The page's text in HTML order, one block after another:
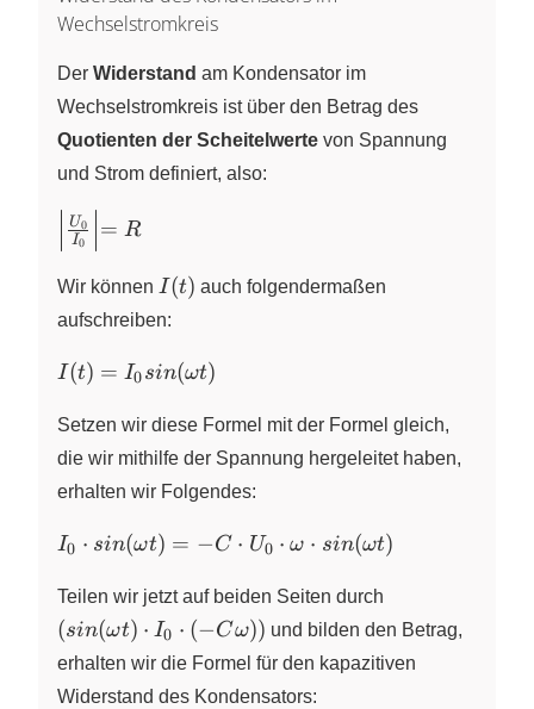
Wechselstromkreis
Der Widerstand am Kondensator im
Wechselstromkreis ist über den Betrag des
Quotienten der Scheitelwerte von Spannung
und Strom definiert, also:
\Bigl|
\frac{U_0}
{I_0}
I0
U0 = R
Wir können I(t)
I(t) auch folgendermaßen
aufschreiben:
I(t) = I_0
t)
I(t) = I0sin(ωt)
Setzen wir diese Formel mit der Formel gleich,
die wir mithilfe der Spannung hergeleitet haben,
erhalten wir Folgendes:
I_0 \cdot
t) = -C
\cdot
U_{0}
\cdot
I0 ⋅ sin(ωt) = −C ⋅ U0 ⋅ ω ⋅ sin(ωt)
Teilen wir jetzt auf beiden Seiten durch
t) \cdot I_0
\cdot (-C
\omega))
(sin(ωt) ⋅ I0 ⋅ (−Cω)) und bilden den Betrag,
erhalten wir die Formel für den kapazitiven
Widerstand des Kondensators: